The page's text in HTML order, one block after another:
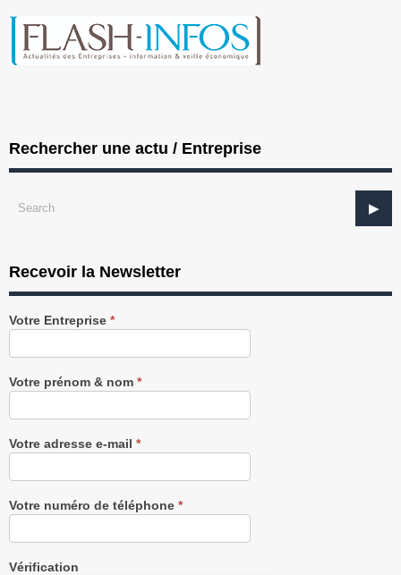
Rechercher une actu / Entreprise
Recevoir la Newsletter
Recevez
notre
gratuitement
Votre Entreprise *
Votre prénom & nom *
Votre adresse e-mail *
Votre numéro de téléphone *
Vérification